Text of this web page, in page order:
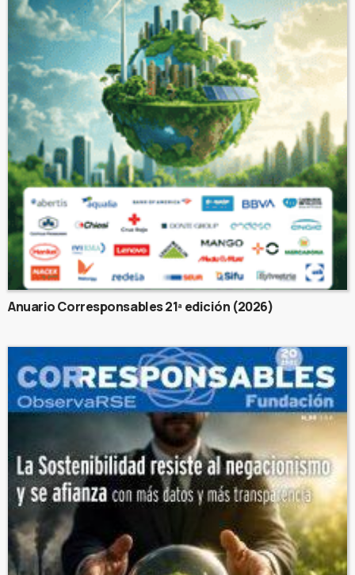
Anuario Corresponsables 21ª edición (2026)